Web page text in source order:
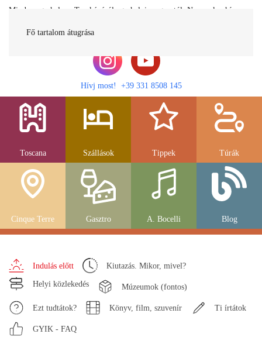
Fő tartalom átugrása
Minden egy helyen Toszkánáról egy helyi magyartól. Nemcsak a híres
gasztronomia....
Hívj most! +39 331 8508 145
Toscana Szállások Tippek Túrák
Cinque Terre Gasztro A. Bocelli Blog
Indulás előtt Kiutazás. Mikor, mivel?
Helyi közlekedés Múzeumok (fontos)
Ezt tudtátok? Könyv, film, szuvenír Ti írtátok
GYIK - FAQ